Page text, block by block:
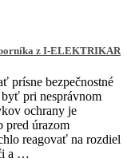
z I-ELEKTRIKAR
prísne bezpečnostné
pri nesprávnom
ochrany je
pred úrazom
reagovať na rozdiel
a …